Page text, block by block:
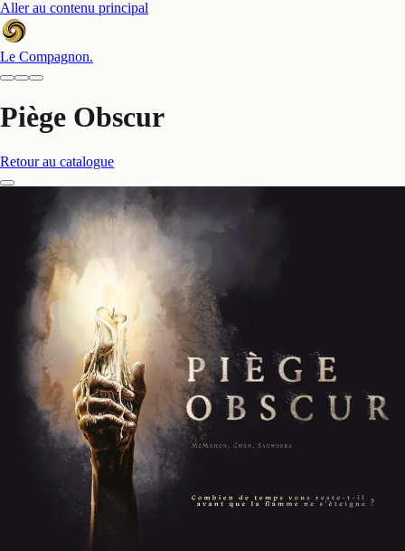
Aller au contenu principal
Le Compagnon.
Piège Obscur
Retour au catalogue